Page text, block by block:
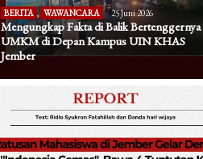
BERITA , WAWANCARA 25 Juni 2026
Mengungkap Fakta di Balik Bertenggernya
UMKM di Depan Kampus UIN KHAS
Jember